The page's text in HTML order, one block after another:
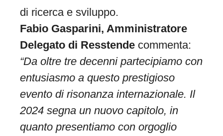
di ricerca e sviluppo.
Fabio Gasparini, Amministratore
Delegato di Resstende commenta:
“Da oltre tre decenni partecipiamo con
entusiasmo a questo prestigioso
evento di risonanza internazionale. Il
2024 segna un nuovo capitolo, in
quanto presentiamo con orgoglio